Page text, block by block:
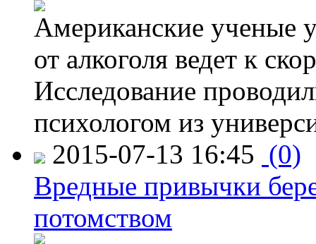
Американские ученые
от алкоголя ведет к
Исследование
психологом из
2015-07-13 16:45 (0)
Вредные привычки
потомством